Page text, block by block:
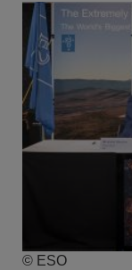
© ESO